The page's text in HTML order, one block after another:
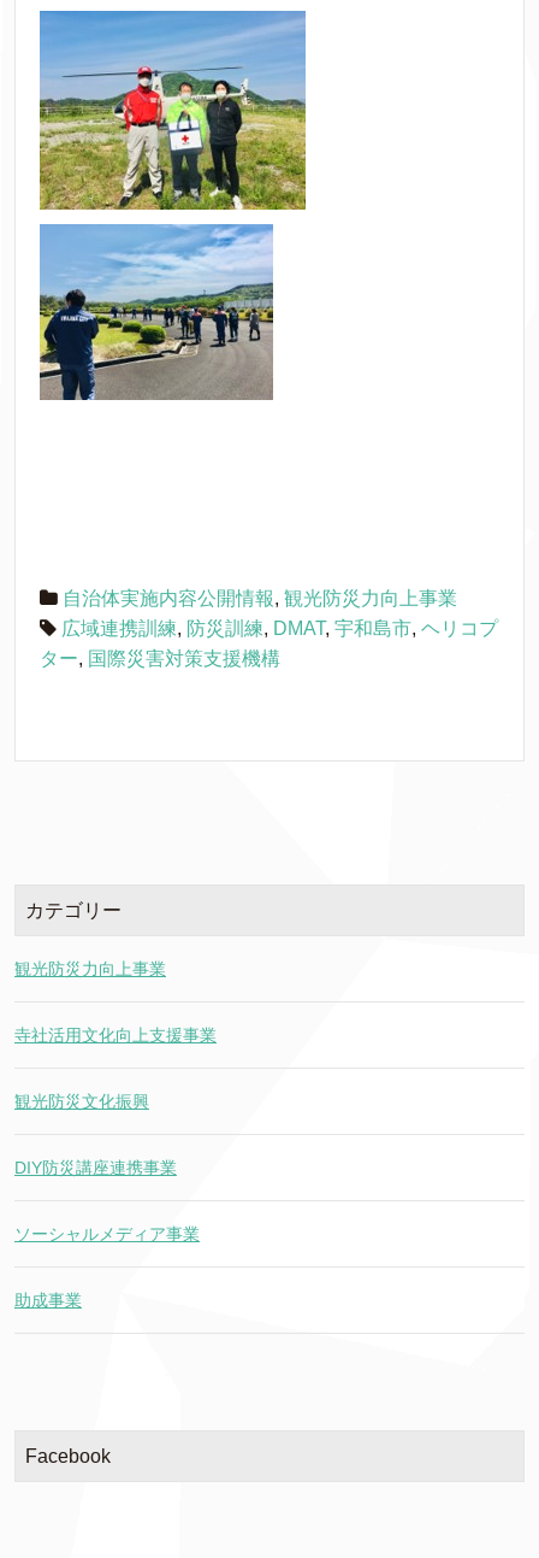
自治体実施内容公開情報, 観光防災力向上事業
広域連携訓練, 防災訓練, DMAT, 宇和島市, ヘリコプ
ター, 国際災害対策支援機構
カテゴリー
観光防災力向上事業
寺社活用文化向上支援事業
観光防災文化振興
DIY防災講座連携事業
ソーシャルメディア事業
助成事業
Facebook